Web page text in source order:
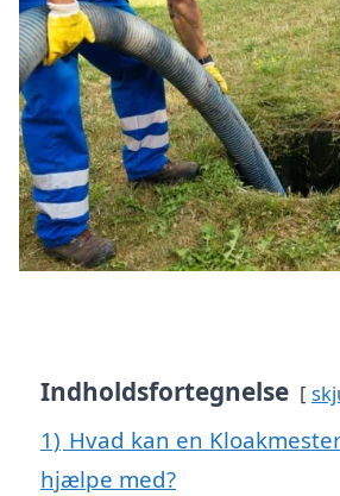
Indholdsfortegnelse
1) Hvad kan en
hjælpe med?